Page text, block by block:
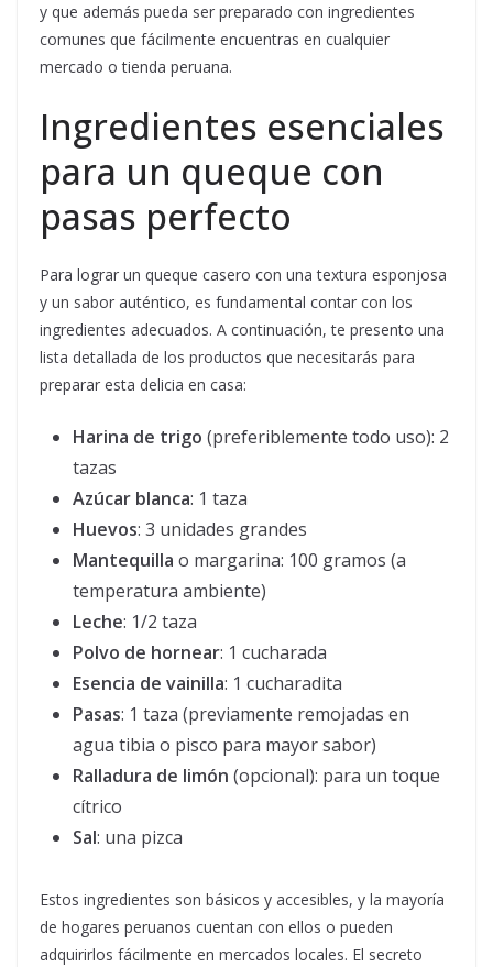
y que además pueda ser preparado con ingredientes
comunes que fácilmente encuentras en cualquier
mercado o tienda peruana.
Ingredientes esenciales
para un queque con
pasas perfecto
Para lograr un queque casero con una textura esponjosa
y un sabor auténtico, es fundamental contar con los
ingredientes adecuados. A continuación, te presento una
lista detallada de los productos que necesitarás para
preparar esta delicia en casa:
Harina de trigo (preferiblemente todo uso): 2
tazas
Azúcar blanca: 1 taza
Huevos: 3 unidades grandes
Mantequilla o margarina: 100 gramos (a
temperatura ambiente)
Leche: 1/2 taza
Polvo de hornear: 1 cucharada
Esencia de vainilla: 1 cucharadita
Pasas: 1 taza (previamente remojadas en
agua tibia o pisco para mayor sabor)
Ralladura de limón (opcional): para un toque
cítrico
Sal: una pizca
Estos ingredientes son básicos y accesibles, y la mayoría
de hogares peruanos cuentan con ellos o pueden
adquirirlos fácilmente en mercados locales. El secreto